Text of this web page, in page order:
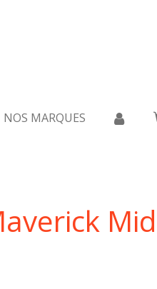
NOS MARQUES
Mid